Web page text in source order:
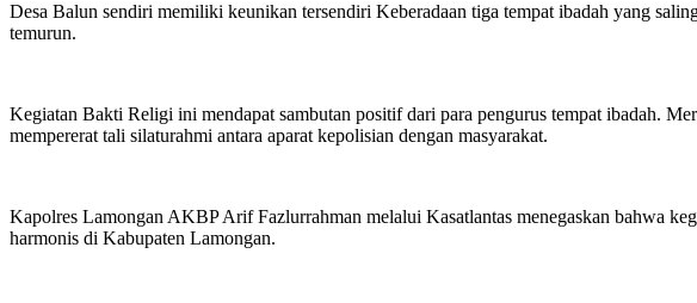
Desa Balun sendiri memiliki keunikan tersendiri Keberadaan tiga tempat ibadah yang
temurun.
Kegiatan Bakti Religi ini mendapat sambutan positif dari para pengurus tempat ibadah.
mempererat tali silaturahmi antara aparat kepolisian dengan masyarakat.
Kapolres Lamongan AKBP Arif Fazlurrahman melalui Kasatlantas menegaskan bahwa
harmonis di Kabupaten Lamongan.